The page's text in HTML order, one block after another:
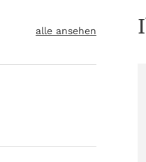
alle ansehen